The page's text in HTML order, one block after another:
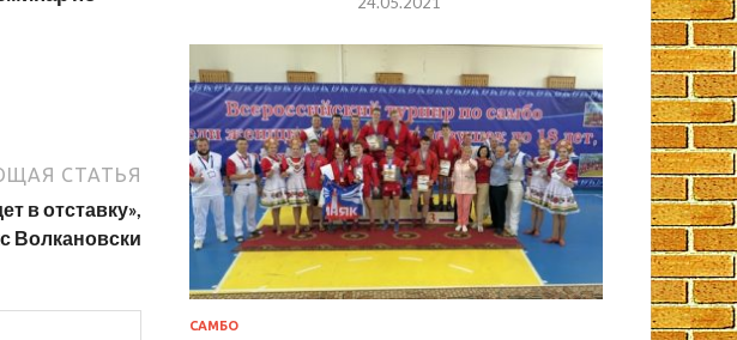
СТАТЬЯ
в отставку»,
Волкановски
САМБО